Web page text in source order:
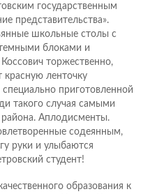
государственным
представительства».
школьные столы с
блоками и
торжественно,
красную ленточку
приготовленной
такого случая самыми
Аплодисменты.
содеянным,
руки и улыбаются
студент!
образования к